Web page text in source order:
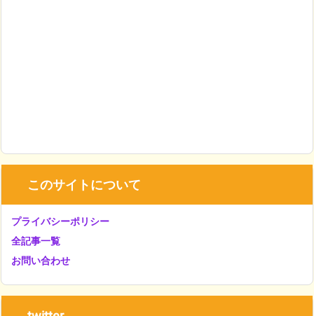
このサイトについて
プライバシーポリシー
全記事一覧
お問い合わせ